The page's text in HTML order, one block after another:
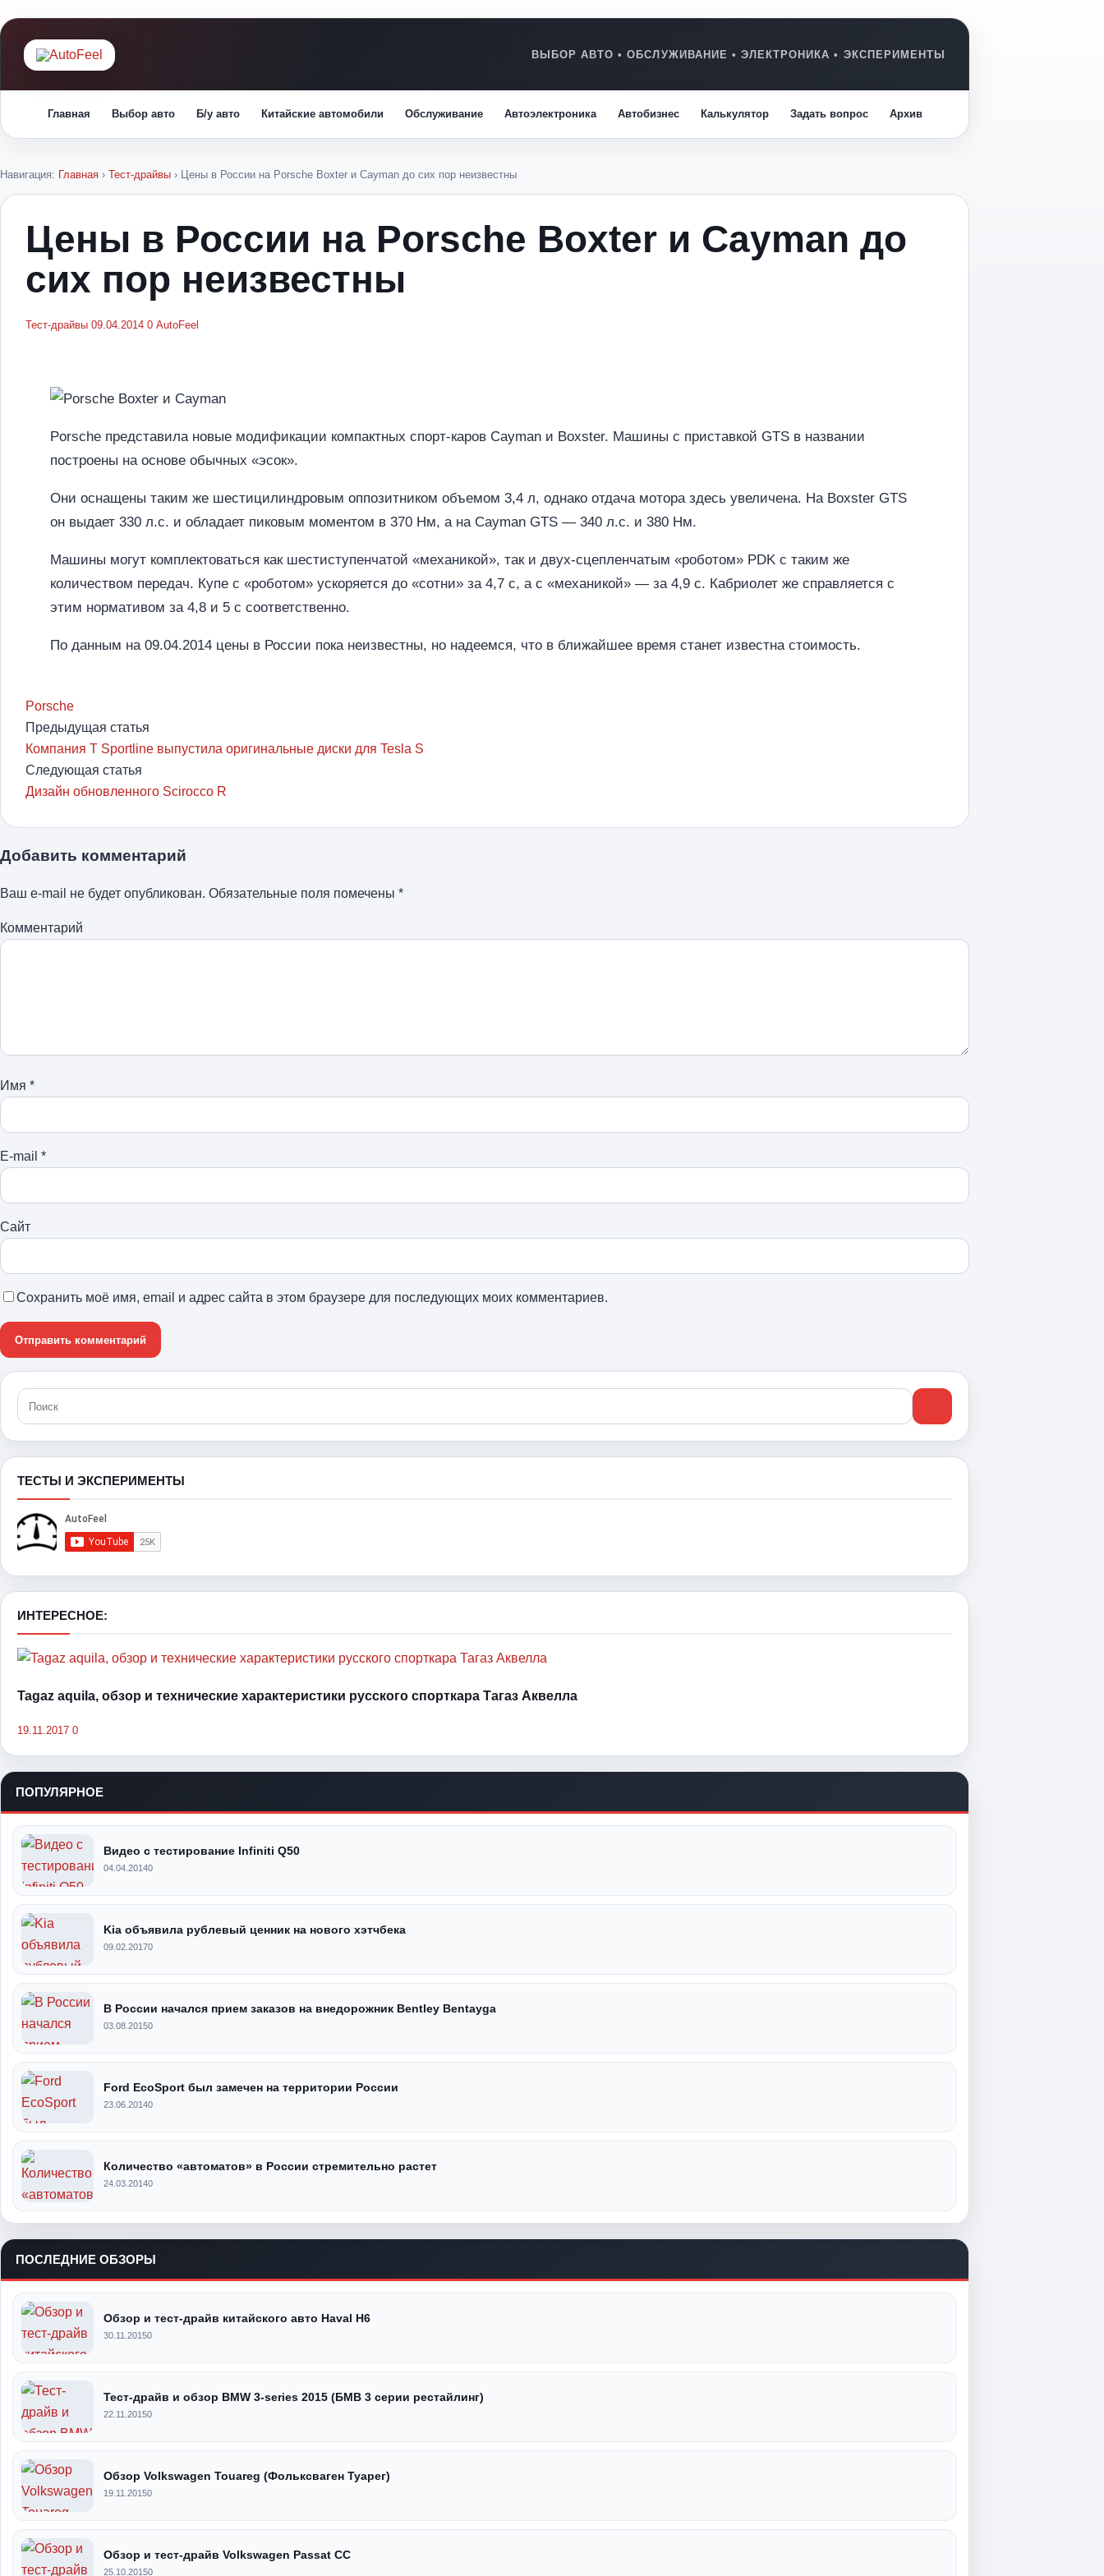
Главная Выбор авто Б/у авто Китайские автомобили Обслуживание Автоэлектроника Автобизнес Калькулятор Задать вопрос Архив
Навигация: Главная › Тест-драйвы › Цены в России на Porsche Boxter и Cayman до сих пор неизвестны
Цены в России на Porsche Boxter и Cayman до
сих пор неизвестны
Тест-драйвы 09.04.2014 0 AutoFeel
Porsche представила новые модификации компактных спорт-каров Cayman и Boxster. Машины с приставкой GTS в названии
построены на основе обычных «эсок».
Они оснащены таким же шестицилиндровым оппозитником объемом 3,4 л, однако отдача мотора здесь увеличена. На Boxster GTS
он выдает 330 л.с. и обладает пиковым моментом в 370 Нм, а на Cayman GTS — 340 л.с. и 380 Нм.
Машины могут комплектоваться как шестиступенчатой «механикой», так и двух-сцепленчатым «роботом» PDK с таким же
количеством передач. Купе с «роботом» ускоряется до «сотни» за 4,7 с, а с «механикой» — за 4,9 с. Кабриолет же справляется с
этим нормативом за 4,8 и 5 с соответственно.
По данным на 09.04.2014 цены в России пока неизвестны, но надеемся, что в ближайшее время станет известна стоимость.
Porsche
Предыдущая статья
Компания T Sportline выпустила оригинальные диски для Tesla S
Следующая статья
Дизайн обновленного Scirocco R
Добавить комментарий
Ваш e-mail не будет опубликован. Обязательные поля помечены *
Комментарий
Имя *
E-mail *
Сайт
Сохранить моё имя, email и адрес сайта в этом браузере для последующих моих комментариев.
ТЕСТЫ И ЭКСПЕРИМЕНТЫ
ИНТЕРЕСНОЕ:
Tagaz aquila, обзор и технические характеристики русского спорткара Тагаз Аквелла
19.11.2017 0
ПОПУЛЯРНОЕ
Видео с тестирование Infiniti Q50
04.04.20140
Kia объявила рублевый ценник на нового хэтчбека
09.02.20170
В России начался прием заказов на внедорожник Bentley Bentayga
03.08.20150
Ford EcoSport был замечен на территории России
23.06.20140
Количество «автоматов» в России стремительно растет
24.03.20140
ПОСЛЕДНИЕ ОБЗОРЫ
Обзор и тест-драйв китайского авто Haval H6
30.11.20150
Тест-драйв и обзор BMW 3-series 2015 (БМВ 3 серии рестайлинг)
22.11.20150
Обзор Volkswagen Touareg (Фольксваген Туарег)
19.11.20150
Обзор и тест-драйв Volkswagen Passat CC
25.10.20150